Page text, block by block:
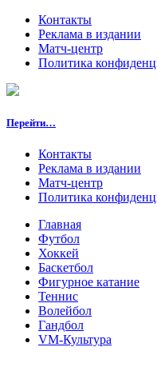
Контакты
Реклама в издании
Матч-центр
Политика
Перейти…
Контакты
Реклама в издании
Матч-центр
Политика
Главная
Футбол
Хоккей
Баскетбол
Фигурное катание
Теннис
Волейбол
Гандбол
VM-Культура